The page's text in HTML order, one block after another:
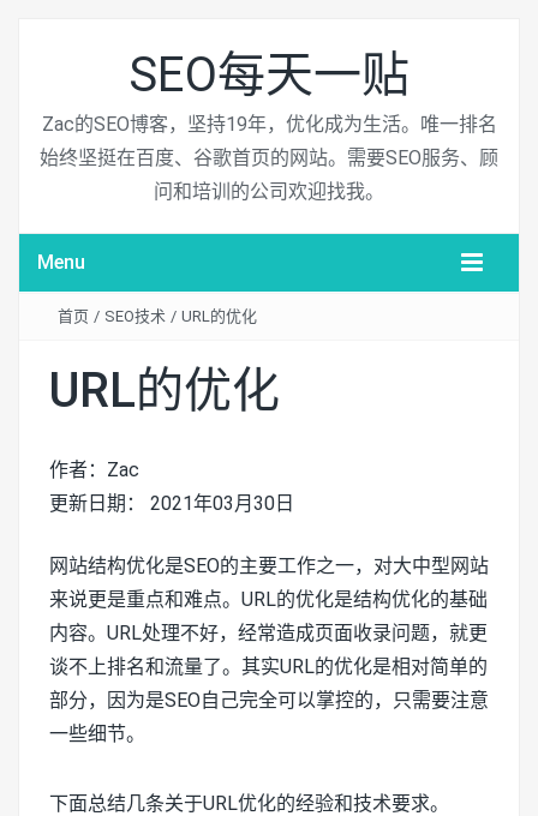
SEO每天一贴
Zac的SEO博客，坚持19年，优化成为生活。唯一排名
始终坚挺在百度、谷歌首页的网站。需要SEO服务、顾
问和培训的公司欢迎找我。
Menu
首页 / SEO技术 / URL的优化
URL的优化
作者：Zac
更新日期： 2021年03月30日
网站结构优化是SEO的主要工作之一，对大中型网站
来说更是重点和难点。URL的优化是结构优化的基础
内容。URL处理不好，经常造成页面收录问题，就更
谈不上排名和流量了。其实URL的优化是相对简单的
部分，因为是SEO自己完全可以掌控的，只需要注意
一些细节。
下面总结几条关于URL优化的经验和技术要求。